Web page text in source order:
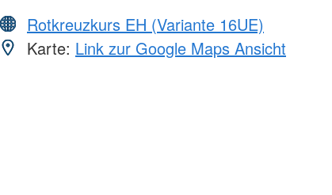
Rotkreuzkurs EH (Variante 16UE)
Karte: Link zur Google Maps Ansicht